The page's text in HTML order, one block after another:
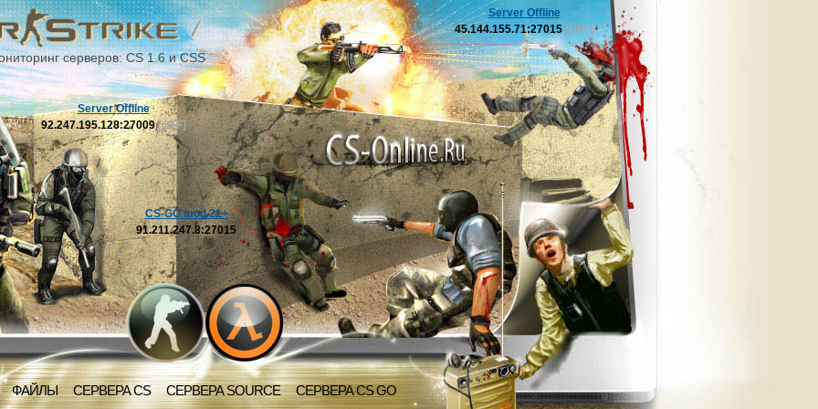
серверов: CS 1.6 и CSS
ФАЙЛЫ СЕРВЕРА CS СЕРВЕРА SOURCE СЕРВЕРА CS GO
Server Offline
92.247.195.128:27009[OFF]
CS-GO mod 21+
91.211.247.8:27015
Server Offline
45.144.155.71:27015 [OFF]